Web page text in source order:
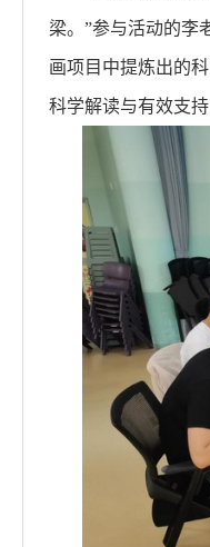
梁。”参与活动的李
画项目中提炼出的
科学解读与有效支